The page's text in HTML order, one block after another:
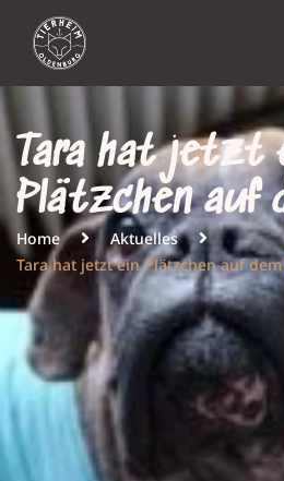
Tara hat jetzt
Plätzchen auf
Home
Aktuelles
Tara hat jetzt ein Plätzchen auf